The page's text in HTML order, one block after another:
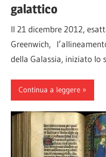
galattico
Il 21 dicembre 2012,
Greenwich,
della Galassia, iniziato lo
Continua a leggere